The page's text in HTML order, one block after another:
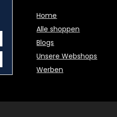
Home
Alle shoppen
Blogs
Unsere Webshops
Werben